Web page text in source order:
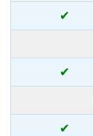
✔
✔
✔